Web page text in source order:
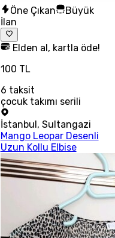
Öne Çıkan
Büyük
İlan
Elden al, kartla öde!
100 TL
6 taksit
çocuk takımı serili
İstanbul, Sultangazi
Mango Leopar Desenli
Uzun Kollu Elbise